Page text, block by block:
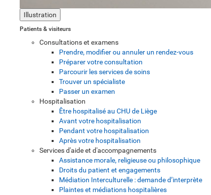
Illustration
Patients & visiteurs
Consultations et examens
Prendre, modifier ou annuler un rendez-vous
Préparer votre consultation
Parcourir les services de soins
Trouver un spécialiste
Passer un examen
Hospitalisation
Être hospitalisé au CHU de Liège
Avant votre hospitalisation
Pendant votre hospitalisation
Après votre hospitalisation
Services d'aide et d'accompagnements
Assistance morale, religieuse ou philosophique
Droits du patient et engagements
Médiation Interculturelle : demande d’interprète
Plaintes et médiations hospitalières